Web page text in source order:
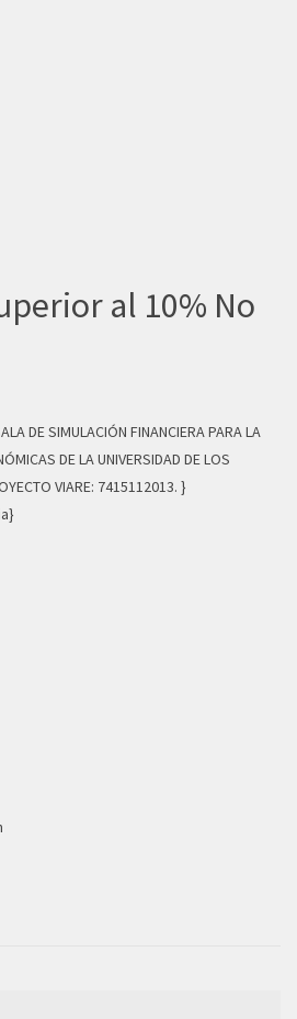
al 10% No
DE SIMULACIÓN FINANCIERA PARA LA
DE LA UNIVERSIDAD DE LOS
VIARE: 7415112013. }